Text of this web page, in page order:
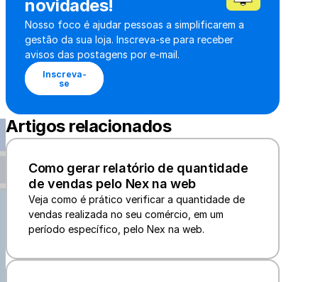
novidades!
Nosso foco é ajudar pessoas a simplificarem a
gestão da sua loja. Inscreva-se para receber
avisos das postagens por e-mail.
Inscreva-
se
Artigos relacionados
Como gerar relatório de quantidade
de vendas pelo Nex na web
Veja como é prático verificar a quantidade de
vendas realizada no seu comércio, em um
período específico, pelo Nex na web.